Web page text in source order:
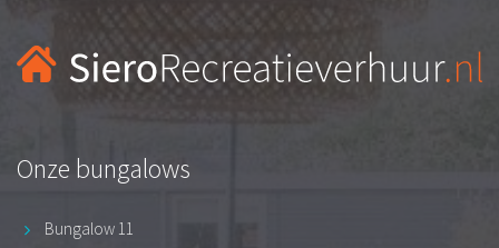
Onze bungalows
Bungalow 11